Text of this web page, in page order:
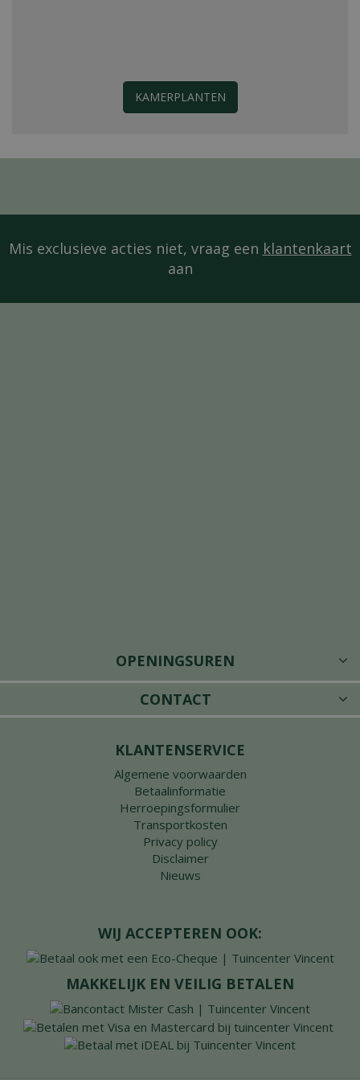
KAMERPLANTEN
Mis exclusieve acties niet, vraag een klantenkaart
aan
OPENINGSUREN
CONTACT
KLANTENSERVICE
Algemene voorwaarden
Betaalinformatie
Herroepingsformulier
Transportkosten
Privacy policy
Disclaimer
Nieuws
WIJ ACCEPTEREN OOK:
MAKKELIJK EN VEILIG BETALEN